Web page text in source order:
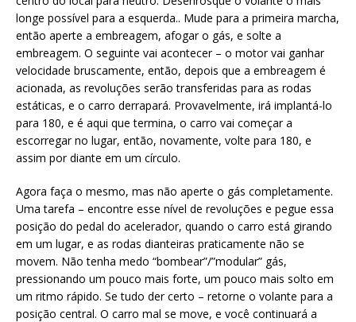
longe possível para a esquerda.. Mude para a primeira marcha,
então aperte a embreagem, afogar o gás, e solte a
embreagem. O seguinte vai acontecer – o motor vai ganhar
velocidade bruscamente, então, depois que a embreagem é
acionada, as revoluções serão transferidas para as rodas
estáticas, e o carro derrapará. Provavelmente, irá implantá-lo
para 180, e é aqui que termina, o carro vai começar a
escorregar no lugar, então, novamente, volte para 180, e
assim por diante em um círculo.
Agora faça o mesmo, mas não aperte o gás completamente.
Uma tarefa – encontre esse nível de revoluções e pegue essa
posição do pedal do acelerador, quando o carro está girando
em um lugar, e as rodas dianteiras praticamente não se
movem. Não tenha medo “bombear”/”modular” gás,
pressionando um pouco mais forte, um pouco mais solto em
um ritmo rápido. Se tudo der certo – retorne o volante para a
posição central. O carro mal se move, e você continuará a